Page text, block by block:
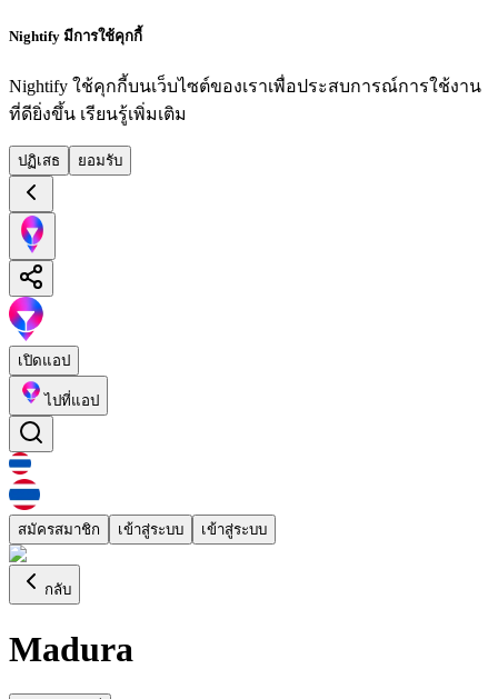
Nightify มีการใช้คุกกี้
Nightify ใช้คุกกี้บนเว็บไซต์ของเราเพื่อประสบการณ์การใช้งาน
ที่ดียิ่งขึ้น เรียนรู้เพิ่มเติม
ปฏิเสธ ยอมรับ
เปิดแอป
ไปที่แอป
สมัครสมาชิก เข้าสู่ระบบ เข้าสู่ระบบ
กลับ
Madura